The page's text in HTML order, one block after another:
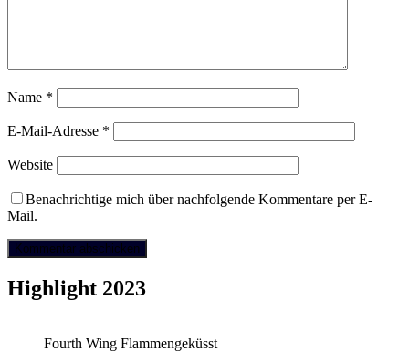
Name *
E-Mail-Adresse *
Website
Benachrichtige mich über nachfolgende Kommentare per E-
Mail.
Highlight 2023
Fourth Wing Flammengeküsst